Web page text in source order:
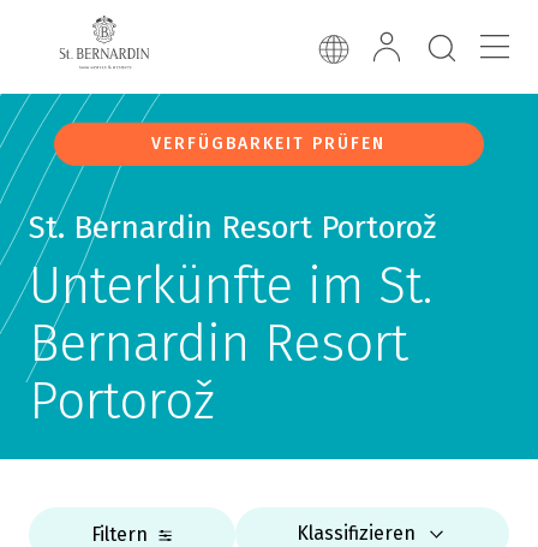
VERFÜGBARKEIT PRÜFEN
St. Bernardin Resort Portorož
Unterkünfte im St.
Bernardin Resort
Portorož
Filtern Klassifizieren